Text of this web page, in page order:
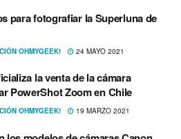
para fotografiar la Superluna de
OHMYGEEK! 24 MAYO 2021
la venta de la cámara
PowerShot Zoom en Chile
OHMYGEEK! 19 MARZO 2021